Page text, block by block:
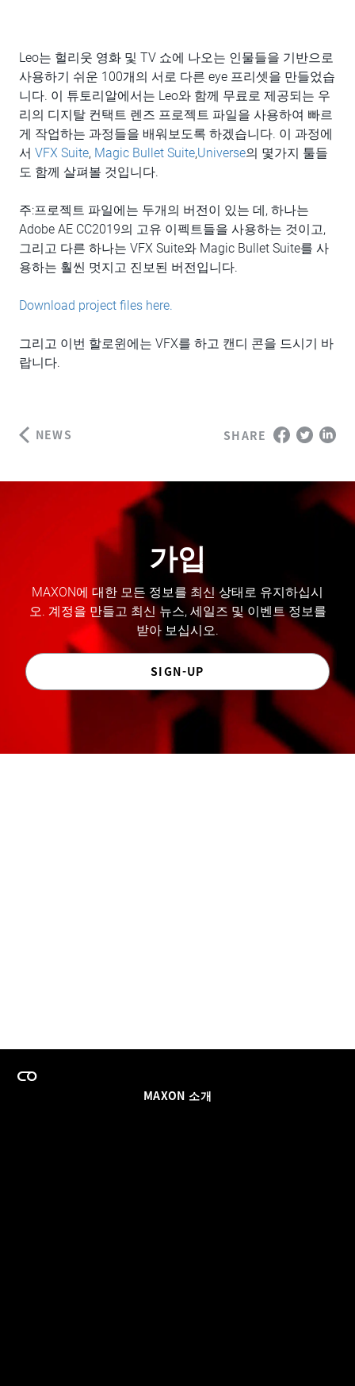
Leo는 헐리웃 영화 및 TV 쇼에 나오는 인물들을 기반으로
사용하기 쉬운 100개의 서로 다른 eye 프리셋을 만들었습
니다. 이 튜토리알에서는 Leo와 함께 무료로 제공되는 우
리의 디지탈 컨택트 렌즈 프로젝트 파일을 사용하여 빠르
게 작업하는 과정들을 배워보도록 하겠습니다. 이 과정에
서 VFX Suite, Magic Bullet Suite,Universe의 몇가지 툴들
도 함께 살펴볼 것입니다.
주:프로젝트 파일에는 두개의 버전이 있는 데, 하나는
Adobe AE CC2019의 고유 이펙트들을 사용하는 것이고,
그리고 다른 하나는 VFX Suite와 Magic Bullet Suite를 사
용하는 훨씬 멋지고 진보된 버전입니다.
Download project files here.
그리고 이번 할로윈에는 VFX를 하고 캔디 콘을 드시기 바
랍니다.
NEWS SHARE
가입
MAXON에 대한 모든 정보를 최신 상태로 유지하십시
오. 계정을 만들고 최신 뉴스, 세일즈 및 이벤트 정보를
받아 보십시오.
SIGN-UP
MAXON 소개